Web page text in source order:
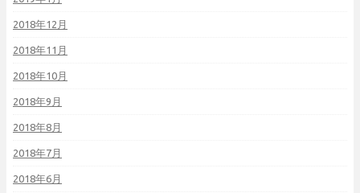
2018年12月
2018年11月
2018年10月
2018年9月
2018年8月
2018年7月
2018年6月